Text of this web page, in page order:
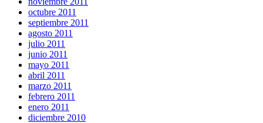
octubre 2011
septiembre 2011
agosto 2011
julio 2011
junio 2011
mayo 2011
abril 2011
marzo 2011
febrero 2011
enero 2011
diciembre 2010